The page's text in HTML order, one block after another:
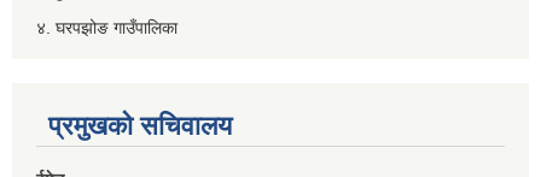
४. घरपझोङ गाउँपालिका
प्रमुखको सचिवालय